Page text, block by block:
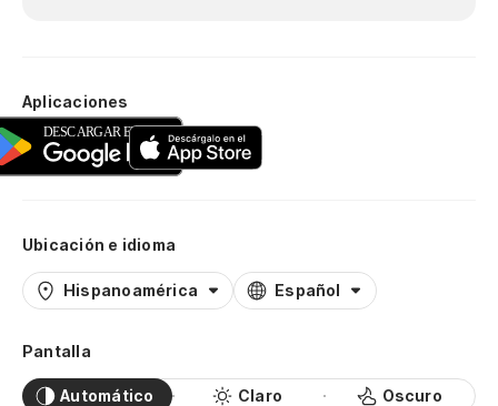
Aplicaciones
Ubicación e idioma
Hispanoamérica Español
Pantalla
Automático Claro Oscuro